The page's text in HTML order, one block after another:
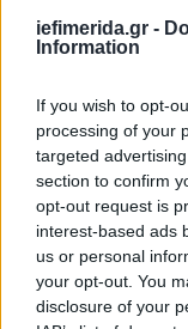
iefimerida.gr -
Information
If you wish to opt-
processing of your
targeted
section to confirm
opt-out request is
interest-based ads
us or personal
your opt-out. You
disclosure of your